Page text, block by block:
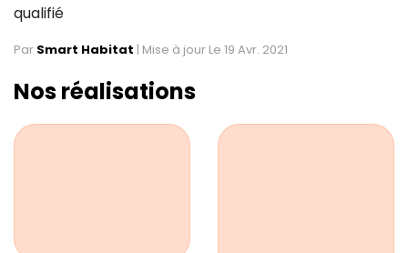
qualifié
Par Smart Habitat | Mise à jour Le 19 Avr. 2021
Nos réalisations